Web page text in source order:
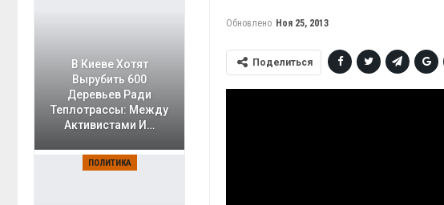
Обновлено Ноя 25, 2013
Поделиться
В Киеве Хотят
Вырубить 600
Деревьев Ради
Теплотрассы: Между
Активистами И…
ПОЛИТИКА